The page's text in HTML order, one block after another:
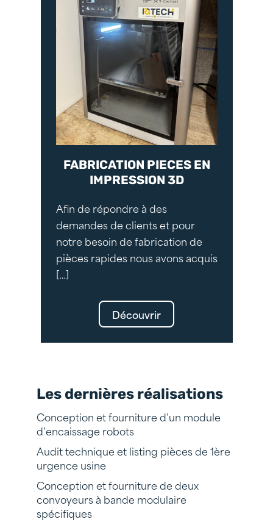
FABRICATION PIECES EN
IMPRESSION 3D
Afin de répondre à des
demandes de clients et pour
notre besoin de fabrication de
pièces rapides nous avons acquis
[…]
Découvrir
Les dernières réalisations
Conception et fourniture d’un module
d’encaissage robots
Audit technique et listing pièces de 1ère
urgence usine
Conception et fourniture de deux
convoyeurs à bande modulaire
spécifiques